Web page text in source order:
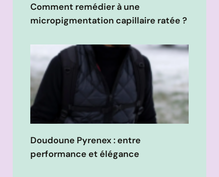
Comment remédier à une
micropigmentation capillaire ratée ?
Doudoune Pyrenex : entre
performance et élégance